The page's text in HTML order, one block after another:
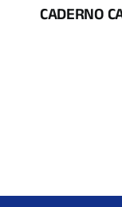
CADERNO